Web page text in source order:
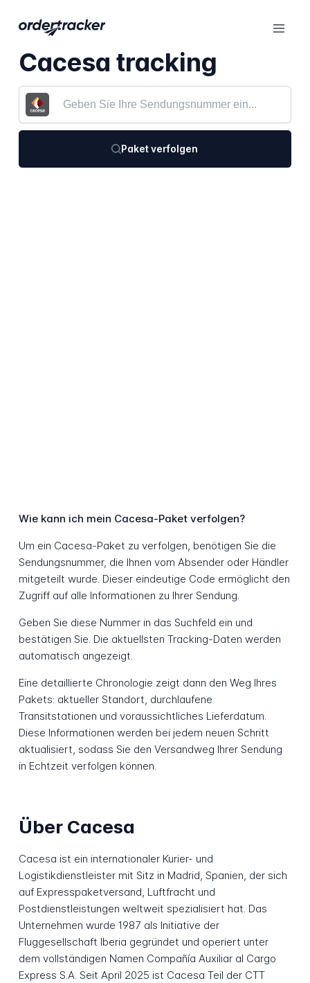
Cacesa tracking
Paket verfolgen
Wie kann ich mein Cacesa-Paket verfolgen?
Um ein Cacesa-Paket zu verfolgen, benötigen Sie die
Sendungsnummer, die Ihnen vom Absender oder Händler
mitgeteilt wurde. Dieser eindeutige Code ermöglicht den
Zugriff auf alle Informationen zu Ihrer Sendung.
Geben Sie diese Nummer in das Suchfeld ein und
bestätigen Sie. Die aktuellsten Tracking-Daten werden
automatisch angezeigt.
Eine detaillierte Chronologie zeigt dann den Weg Ihres
Pakets: aktueller Standort, durchlaufene
Transitstationen und voraussichtliches Lieferdatum.
Diese Informationen werden bei jedem neuen Schritt
aktualisiert, sodass Sie den Versandweg Ihrer Sendung
in Echtzeit verfolgen können.
Über Cacesa
Cacesa ist ein internationaler Kurier- und
Logistikdienstleister mit Sitz in Madrid, Spanien, der sich
auf Expresspaketversand, Luftfracht und
Postdienstleistungen weltweit spezialisiert hat. Das
Unternehmen wurde 1987 als Initiative der
Fluggesellschaft Iberia gegründet und operiert unter
dem vollständigen Namen Compañía Auxiliar al Cargo
Express S.A. Seit April 2025 ist Cacesa Teil der CTT